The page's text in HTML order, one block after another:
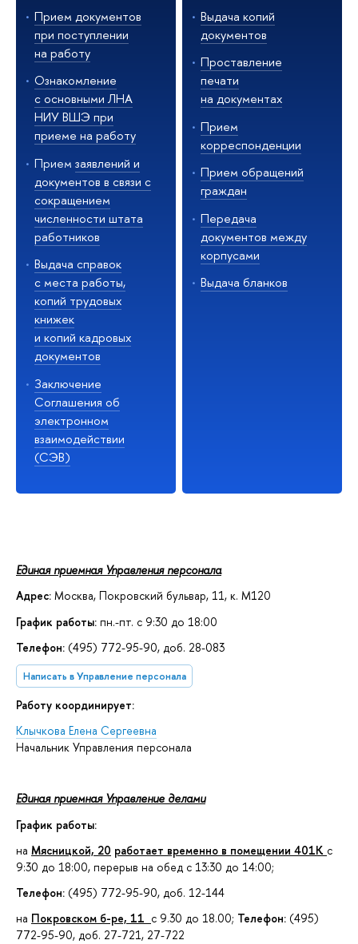
Единая приемная Управления персонала
Адрес: Москва, Покровский бульвар, 11, к. М120
График работы: пн.-пт. с 9:30 до 18:00
Телефон: (495) 772-95-90, доб. 28-083
Написать в Управление персонала
Работу координирует:
Клычкова Елена Сергеевна
Начальник Управления персонала
Единая приемная Управление делами
График работы:
на Мясницкой, 20 работает временно в помещении 401К с
9:30 до 18:00, перерыв на обед с 13:30 до 14:00;
Телефон: (495) 772-95-90, доб. 12-144
на Покровском б-ре, 11 с 9.30 до 18.00; Телефон: (495)
772-95-90, доб. 27-721, 27-722
Прием документов
при поступлении
на работу
Ознакомление
с основными ЛНА
НИУ ВШЭ при
приеме на работу
Приемзаявлений и
документов в связи с
сокращением
численности штата
работников
Выдача справок
с места работы,
копий трудовых
книжек
и копий кадровых
документов
Заключение
Соглашения об
электронном
взаимодействии
(СЭВ)
Выдача копий
документов
Проставление
печати
на документах
Прием
корреспонденции
Прием обращений
граждан
Передача
документов между
корпусами
Выдача бланков